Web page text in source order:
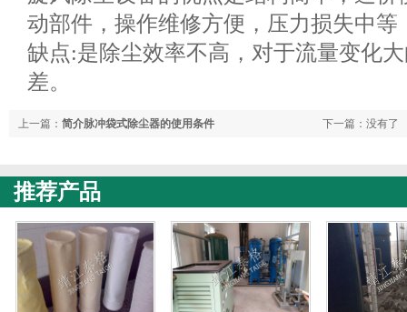
动部件，操作维修方便，压力损失中等
缺点:是除尘效率不高，对于流量变化
差。
下一篇：没有了
上一篇： 简介脉冲袋式除尘器的使用条件
推荐产品